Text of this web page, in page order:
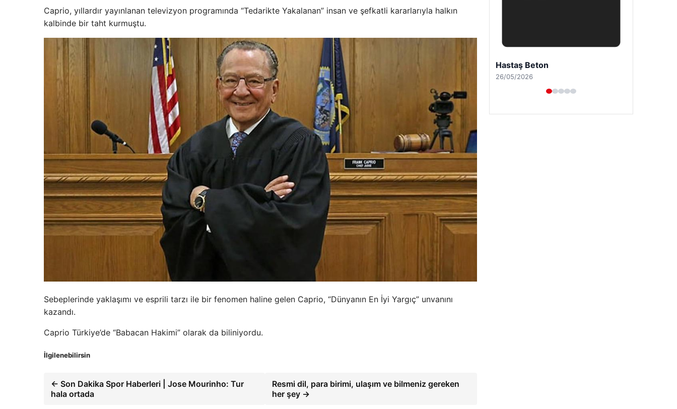
Caprio, yıllardır yayınlanan televizyon programında “Tedarikte Yakalanan” insan ve şefkatli kararlarıyla halkın
kalbinde bir taht kurmuştu.
Sebeplerinde yaklaşımı ve esprili tarzı ile bir fenomen haline gelen Caprio, “Dünyanın En İyi Yargıç” unvanını
kazandı.
Caprio Türkiye’de “Babacan Hakimi” olarak da biliniyordu.
İlgilenebilirsin
← Son Dakika Spor Haberleri | Jose Mourinho: Tur
hala ortada
Resmi dil, para birimi, ulaşım ve bilmeniz gereken
her şey →
Prenses Night Club
29/04/2026